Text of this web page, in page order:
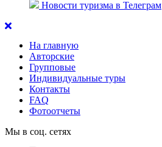
Новости туризма в Телеграм
На главную
Авторские
Групповые
Индивидуальные туры
Контакты
FAQ
Фотоотчеты
Мы в соц. сетях